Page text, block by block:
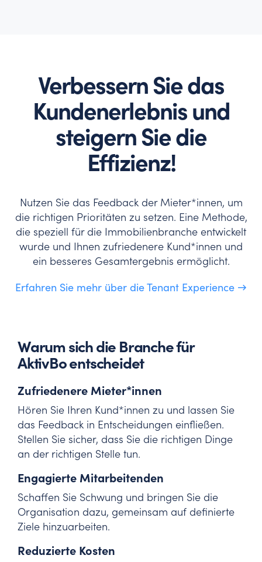
Verbessern Sie das
Kundenerlebnis und
steigern Sie die
Effizienz!
Nutzen Sie das Feedback der Mieter*innen, um
die richtigen Prioritäten zu setzen. Eine Methode,
die speziell für die Immobilienbranche entwickelt
wurde und Ihnen zufriedenere Kund*innen und
ein besseres Gesamtergebnis ermöglicht.
Erfahren Sie mehr über die Tenant Experience →
Warum sich die Branche für
AktivBo entscheidet
Zufriedenere Mieter*innen
Hören Sie Ihren Kund*innen zu und lassen Sie
das Feedback in Entscheidungen einfließen.
Stellen Sie sicher, dass Sie die richtigen Dinge
an der richtigen Stelle tun.
Engagierte Mitarbeitenden
Schaffen Sie Schwung und bringen Sie die
Organisation dazu, gemeinsam auf definierte
Ziele hinzuarbeiten.
Reduzierte Kosten